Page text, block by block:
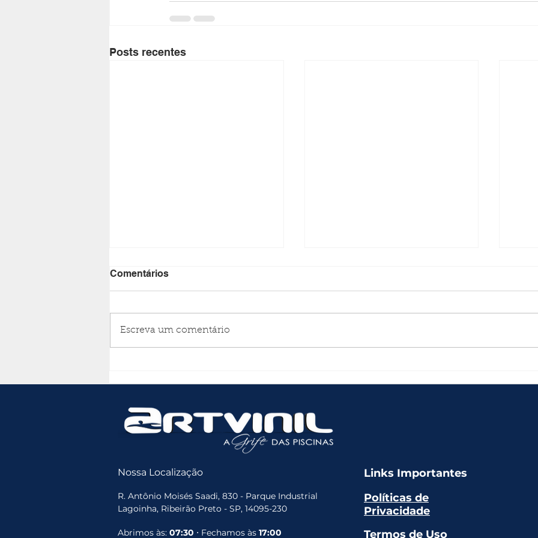
Posts recentes
Comentários
Escreva um comentário
Nossa Localização
R. Antônio Moisés Saadi, 830 - Parque Industrial
Lagoinha, Ribeirão Preto - SP, 14095-230
Abrimos às: 07:30 ⋅ Fechamos às 17:00
Links Importantes
Políticas de
Privacidade
Termos de Uso